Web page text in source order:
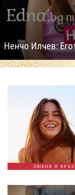
Ненчо Илчев:
ЛЮБОВ И